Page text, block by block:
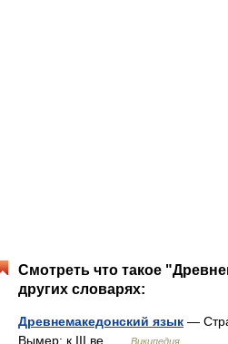
Смотреть что такое
других словарях:
Древнемакедонский язык —
Вымер: к III ве …
Википедия